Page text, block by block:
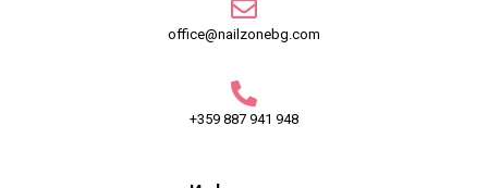
office@nailzonebg.com
+359 887 941 948